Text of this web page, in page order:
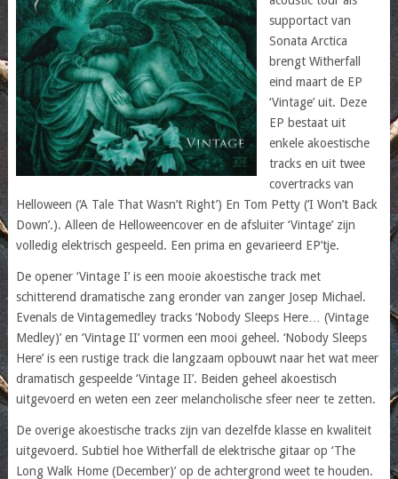
supportactvan
Sonata Arctica
brengt Witherfall
eind maartde EP
‘Vintage’uit. Deze
EP bestaat uit
enkele akoestische
tracks en uittwee
covertracksvan
Helloween (‘A Tale That Wasn’t Right’) En Tom Petty (‘I Won’t Back
Down’.). Alleen de Helloweencover en de afsluiter ‘Vintage’ zijn
volledig elektrisch gespeeld. Een prima en gevarieerd EP’tje.
De opener ‘Vintage I’ is een mooie akoestische track met
schitterend dramatische zang eronder van zanger Josep Michael.
Evenals de Vintagemedley tracks ‘Nobody Sleeps Here… (Vintage
Medley)’ en ‘Vintage II’ vormen een mooi geheel. ‘Nobody Sleeps
Here’ is een rustige track die langzaam opbouwt naar het wat meer
dramatisch gespeelde ‘Vintage II’. Beiden geheel akoestisch
uitgevoerd en weten een zeer melancholische sfeer neer te zetten.
De overige akoestische tracks zijn van dezelfde klasse en kwaliteit
uitgevoerd. Subtiel hoe Witherfall de elektrische gitaar op ‘The
Long Walk Home (December)’ op de achtergrond weet te houden.